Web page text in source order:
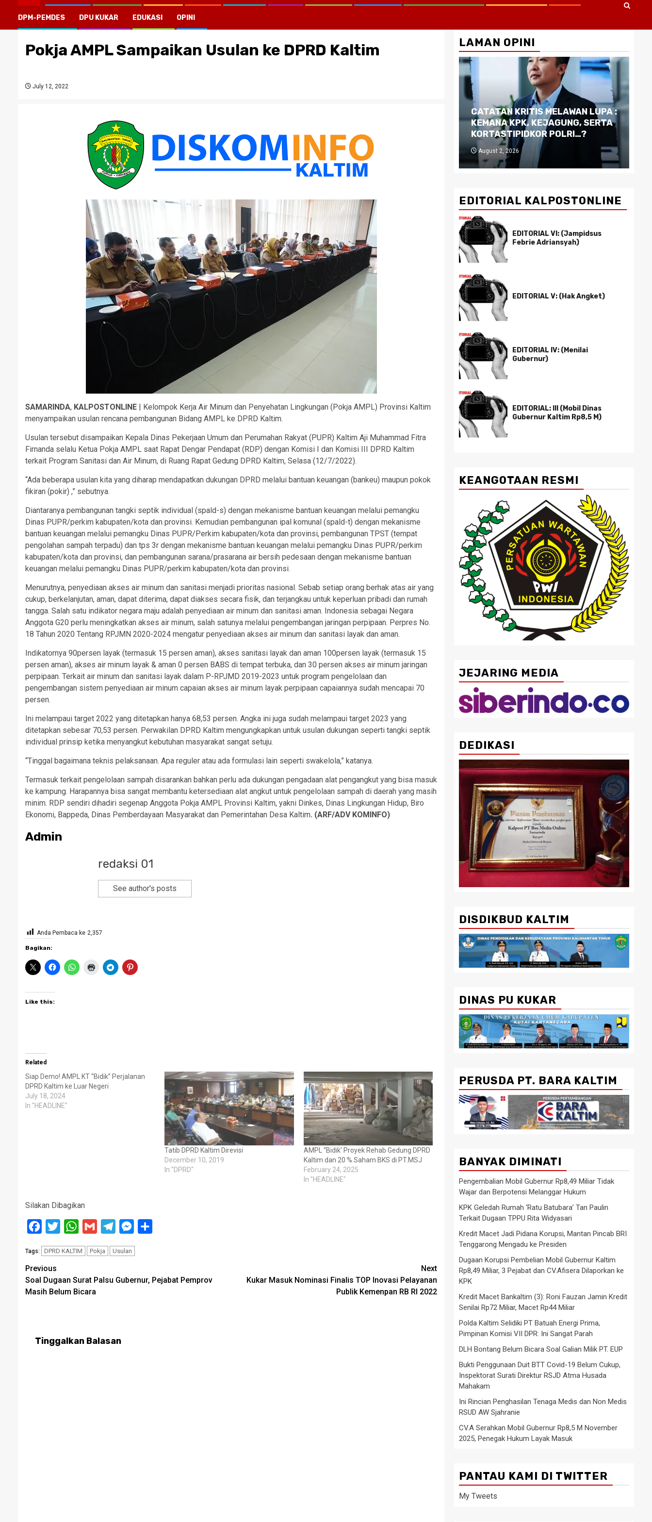
DPM-PEMDES DPU KUKAR EDUKASI OPINI
Pokja AMPL Sampaikan Usulan ke DPRD Kaltim
July 12, 2022
SAMARINDA, KALPOSTONLINE | Kelompok Kerja Air Minum dan Penyehatan Lingkungan (Pokja AMPL) Provinsi Kaltim
menyampaikan usulan rencana pembangunan Bidang AMPL ke DPRD Kaltim.
Usulan tersebut disampaikan Kepala Dinas Pekerjaan Umum dan Perumahan Rakyat (PUPR) Kaltim Aji Muhammad Fitra
Firnanda selalu Ketua Pokja AMPL saat Rapat Dengar Pendapat (RDP) dengan Komisi I dan Komisi III DPRD Kaltim
terkait Program Sanitasi dan Air Minum, di Ruang Rapat Gedung DPRD Kaltim, Selasa (12/7/2022).
“Ada beberapa usulan kita yang diharap mendapatkan dukungan DPRD melalui bantuan keuangan (bankeu) maupun pokok
fikiran (pokir) ,” sebutnya.
Diantaranya pembangunan tangki septik individual (spald-s) dengan mekanisme bantuan keuangan melalui pemangku
Dinas PUPR/perkim kabupaten/kota dan provinsi. Kemudian pembangunan ipal komunal (spald-t) dengan mekanisme
bantuan keuangan melalui pemangku Dinas PUPR/Perkim kabupaten/kota dan provinsi, pembangunan TPST (tempat
pengolahan sampah terpadu) dan tps 3r dengan mekanisme bantuan keuangan melalui pemangku Dinas PUPR/perkim
kabupaten/kota dan provinsi, dan pembangunan sarana/prasarana air bersih pedesaan dengan mekanisme bantuan
keuangan melalui pemangku Dinas PUPR/perkim kabupaten/kota dan provinsi.
Menurutnya, penyediaan akses air minum dan sanitasi menjadi prioritas nasional. Sebab setiap orang berhak atas air yang
cukup, berkelanjutan, aman, dapat diterima, dapat diakses secara fisik, dan terjangkau untuk keperluan pribadi dan rumah
tangga. Salah satu indikator negara maju adalah penyediaan air minum dan sanitasi aman. Indonesia sebagai Negara
Anggota G20 perlu meningkatkan akses air minum, salah satunya melalui pengembangan jaringan perpipaan. Perpres No.
18 Tahun 2020 Tentang RPJMN 2020-2024 mengatur penyediaan akses air minum dan sanitasi layak dan aman.
Indikatornya 90persen layak (termasuk 15 persen aman), akses sanitasi layak dan aman 100persen layak (termasuk 15
persen aman), akses air minum layak & aman 0 persen BABS di tempat terbuka, dan 30 persen akses air minum jaringan
perpipaan. Terkait air minum dan sanitasi layak dalam P-RPJMD 2019-2023 untuk program pengelolaan dan
pengembangan sistem penyediaan air minum capaian akses air minum layak perpipaan capaiannya sudah mencapai 70
persen.
Ini melampaui target 2022 yang ditetapkan hanya 68,53 persen. Angka ini juga sudah melampaui target 2023 yang
ditetapkan sebesar 70,53 persen. Perwakilan DPRD Kaltim mengungkapkan untuk usulan dukungan seperti tangki septik
individual prinsip ketika menyangkut kebutuhan masyarakat sangat setuju.
“Tinggal bagaimana teknis pelaksanaan. Apa reguler atau ada formulasi lain seperti swakelola,” katanya.
Termasuk terkait pengelolaan sampah disarankan bahkan perlu ada dukungan pengadaan alat pengangkut yang bisa masuk
ke kampung. Harapannya bisa sangat membantu ketersediaan alat angkut untuk pengelolaan sampah di daerah yang masih
minim. RDP sendiri dihadiri segenap Anggota Pokja AMPL Provinsi Kaltim, yakni Dinkes, Dinas Lingkungan Hidup, Biro
Ekonomi, Bappeda, Dinas Pemberdayaan Masyarakat dan Pemerintahan Desa Kaltim. (ARF/ADV KOMINFO)
Admin
redaksi 01
See author's posts
Anda Pembaca ke 2,357
Bagikan:
Like this:
Related
Siap Demo! AMPL KT “Bidik” Perjalanan
DPRD Kaltim ke Luar Negeri
July 18, 2024
In "HEADLINE"
Tatib DPRD Kaltim Direvisi
December 10, 2019
In "DPRD"
AMPL “Bidik’ Proyek Rehab Gedung DPRD
Kaltim dan 20 % Saham BKS di PT.MSJ
February 24, 2025
In "HEADLINE"
Silakan Dibagikan
Facebook
Twitter WhatsApp
Gmail TelegramMessenger
Tags: DPRD KALTIM Pokja Usulan
Post
navigation
Previous
Soal Dugaan Surat Palsu Gubernur, Pejabat Pemprov
Masih Belum Bicara
Next
Kukar Masuk Nominasi Finalis TOP Inovasi Pelayanan
Publik Kemenpan RB RI 2022
Tinggalkan Balasan
LAMAN OPINI
CATATAN KRITIS MELAWAN LUPA :
KEMANA KPK, KEJAGUNG, SERTA
KORTASTIPIDKOR POLRI…?
August 2, 2026
EDITORIAL KALPOSTONLINE
EDITORIAL VI: (Jampidsus
Febrie Adriansyah)
EDITORIAL V: (Hak Angket)
EDITORIAL IV: (Menilai
Gubernur)
EDITORIAL: III (Mobil Dinas
Gubernur Kaltim Rp8,5 M)
KEANGOTAAN RESMI
JEJARING MEDIA
DEDIKASI
DISDIKBUD KALTIM
DINAS PU KUKAR
PERUSDA PT. BARA KALTIM
BANYAK DIMINATI
Pengembalian Mobil Gubernur Rp8,49 Miliar Tidak
Wajar dan Berpotensi Melanggar Hukum
KPK Geledah Rumah ‘Ratu Batubara’ Tan Paulin
Terkait Dugaan TPPU Rita Widyasari
Kredit Macet Jadi Pidana Korupsi, Mantan Pincab BRI
Tenggarong Mengadu ke Presiden
Dugaan Korupsi Pembelian Mobil Gubernur Kaltim
Rp8,49 Miliar, 3 Pejabat dan CV.Afisera Dilaporkan ke
KPK
Kredit Macet Bankaltim (3): Roni Fauzan Jamin Kredit
Senilai Rp72 Miliar, Macet Rp44 Miliar
Polda Kaltim Selidiki PT Batuah Energi Prima,
Pimpinan Komisi VII DPR: Ini Sangat Parah
DLH Bontang Belum Bicara Soal Galian Milik PT. EUP
Bukti Penggunaan Duit BTT Covid-19 Belum Cukup,
Inspektorat Surati Direktur RSJD Atma Husada
Mahakam
Ini Rincian Penghasilan Tenaga Medis dan Non Medis
RSUD AW Sjahranie
CV.A Serahkan Mobil Gubernur Rp8,5 M November
2025, Penegak Hukum Layak Masuk
PANTAU KAMI DI TWITTER
My Tweets